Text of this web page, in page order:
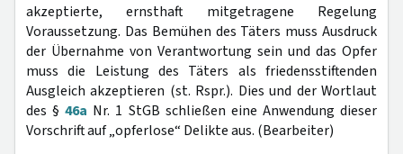
akzeptierte, ernsthaft mitgetragene Regelung
Voraussetzung. Das Bemühen des Täters muss Ausdruck
der Übernahme von Verantwortung sein und das Opfer
muss die Leistung des Täters als friedensstiftenden
Ausgleich akzeptieren (st. Rspr.). Dies und der Wortlaut
des §46a Nr. 1 StGB schließen eine Anwendung dieser
Vorschrift auf „opferlose“ Delikte aus. (Bearbeiter)